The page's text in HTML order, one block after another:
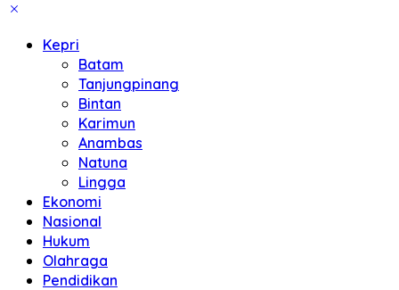
Kepri
Batam
Tanjungpinang
Bintan
Karimun
Anambas
Natuna
Lingga
Ekonomi
Nasional
Hukum
Olahraga
Pendidikan